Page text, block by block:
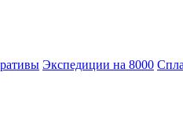
Экспедиции на 8000